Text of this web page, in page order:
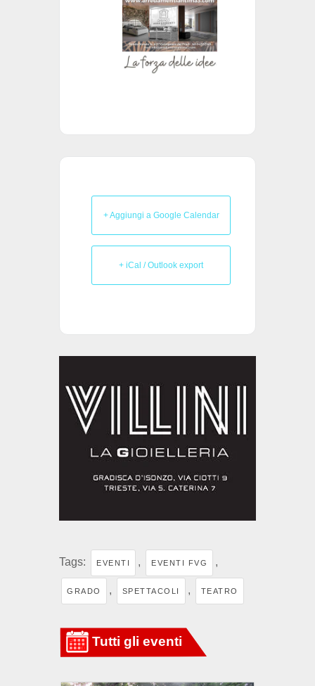
+ Aggiungi a Google Calendar
+ iCal / Outlook export
Tags: EVENTI , EVENTI FVG ,
GRADO , SPETTACOLI , TEATRO